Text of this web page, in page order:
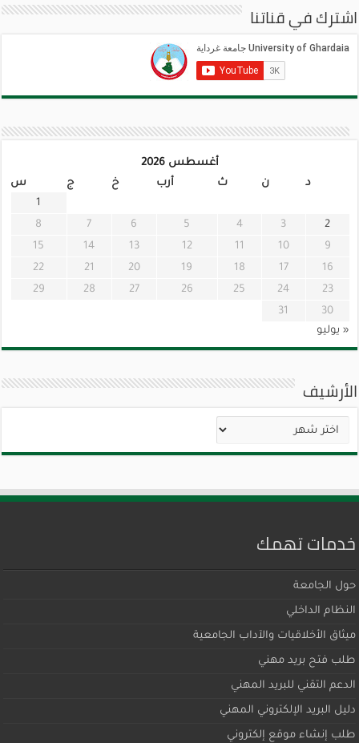
اشترك في قناتنا
أغسطس 2026
د
ن ث أرب خ ج
س
1
2
3
4
5
6
7
8
9
10
11
12
13
14
15
16
17
18
19
20
21
22
23
24
25
26
27
28
29
30
31
« يوليو
الأرشيف
الأرشيف
خدمات تهمك
حول الجامعة
النظام الداخلي
ميثاق اﻷخلاقيات والآداب الجامعية
طلب فتح بريد مهني
الدعم التقني للبريد المهني
دليل البريد الإلكتروني المهني
طلب إنشاء موقع إلكتروني